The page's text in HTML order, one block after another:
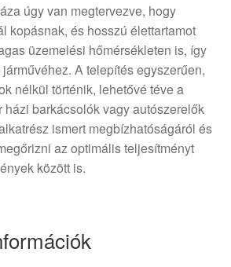
úgy van megtervezve, hogy
kopásnak, és hosszú élettartamot
üzemelési hőmérsékleten is, így
A telepítés egyszerűen,
nélkül történik, lehetővé téve a
házi barkácsolók vagy autószerelők
ismert megbízhatóságáról és
az optimális teljesítményt
között is.